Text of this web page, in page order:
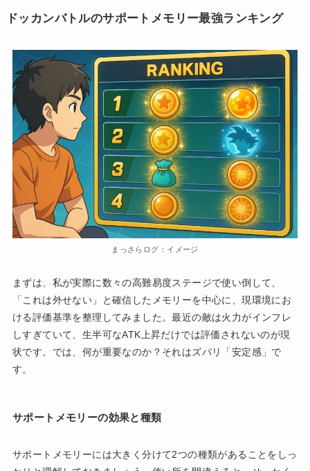
ドッカンバトルのサポートメモリー最強ランキング
まっさらログ：イメージ
まずは、私が実際に数々の高難易度ステージで使い倒して、
「これは外せない」と確信したメモリーを中心に、現環境にお
ける評価基準を整理してみました。最近の敵は火力がインフレ
しすぎていて、生半可なATK上昇だけでは評価されないのが現
状です。では、何が重要なのか？それはズバリ「安定感」で
す。
サポートメモリーの効果と種類
サポートメモリーには大きく分けて2つの種類があることをしっ